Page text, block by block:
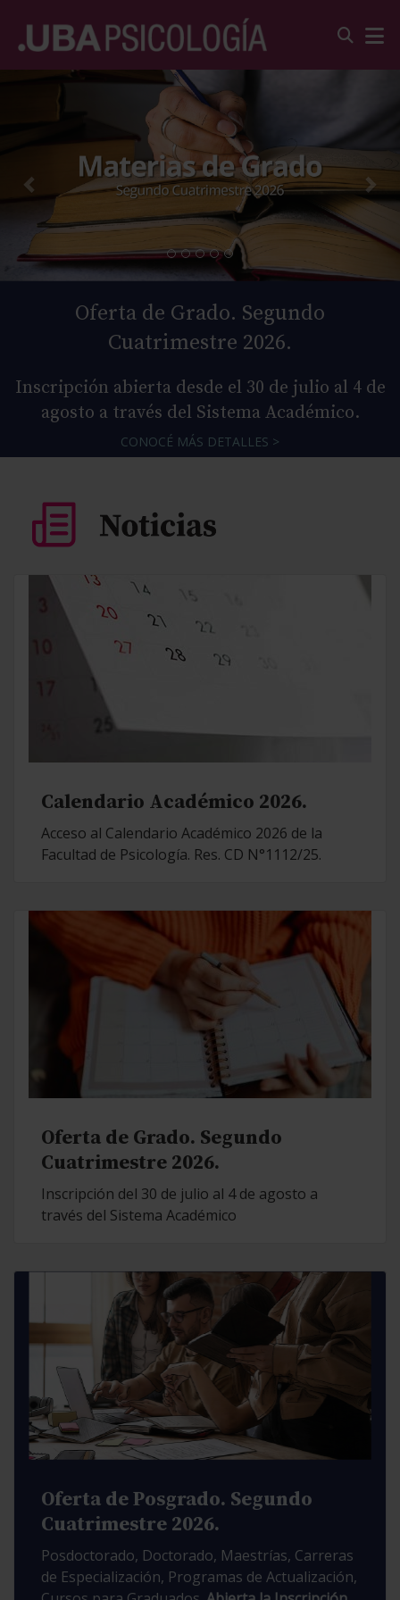
Oferta de Grado. Segundo
Cuatrimestre 2026.
Inscripción abierta desde el 30 de julio al 4 de
agosto a través del Sistema Académico.
CONOCÉ MÁS DETALLES >
Calendario Académico 2026.
Acceso al Calendario Académico 2026 de la
Facultad de Psicología. Res. CD N°1112/25.
Oferta de Grado. Segundo
Cuatrimestre 2026.
Inscripción del 30 de julio al 4 de agosto a
través del Sistema Académico
Oferta de Posgrado. Segundo
Cuatrimestre 2026.
Posdoctorado, Doctorado, Maestrías, Carreras
de Especialización, Programas de Actualización,